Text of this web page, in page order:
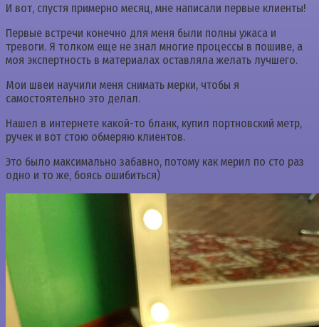
И вот, спустя примерно месяц, мне написали первые клиенты!
Первые встречи конечно для меня были полны ужаса и
тревоги. Я толком еще не знал многие процессы в пошиве, а
моя экспертность в материалах оставляла желать лучшего.
Мои швеи научили меня снимать мерки, чтобы я
самостоятельно это делал.
Нашел в интернете какой-то бланк, купил портновский метр,
ручек и вот стою обмеряю клиентов.
Это было максимально забавно, потому как мерил по сто раз
одно и то же, боясь ошибиться)